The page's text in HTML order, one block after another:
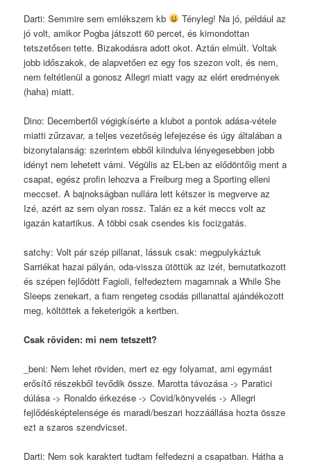
Darti: Semmire sem emlékszem kb
Tényleg! Na jó, például az
jó volt, amikor Pogba játszott 60 percet, és kimondottan
tetszetősen tette. Bizakodásra adott okot. Aztán elmúlt. Voltak
jobb időszakok, de alapvetően ez egy fos szezon volt, és nem,
nem feltétlenül a gonosz Allegri miatt vagy az elért eredmények
(haha) miatt.
Dino: Decembertől végigkísérte a klubot a pontok adása-vétele
miatti zűrzavar, a teljes vezetőség lefejezése és úgy általában a
bizonytalanság: szerintem ebből kiindulva lényegesebben jobb
idényt nem lehetett várni. Végülis az EL-ben az elődöntőig ment a
csapat, egész profin lehozva a Freiburg meg a Sporting elleni
meccset. A bajnokságban nullára lett kétszer is megverve az
Izé, azért az sem olyan rossz. Talán ez a két meccs volt az
igazán katartikus. A többi csak csendes kis focizgatás.
satchy: Volt pár szép pillanat, lássuk csak: megpulykáztuk
Sarriékat hazai pályán, oda-vissza ütöttük az izét, bemutatkozott
és szépen fejlődött Fagioli, felfedeztem magamnak a While She
Sleeps zenekart, a fiam rengeteg csodás pillanattal ajándékozott
meg, költöttek a feketerigók a kertben.
Csak röviden: mi nem tetszett?
_beni: Nem lehet röviden, mert ez egy folyamat, ami egymást
erősítő részekből tevődik össze. Marotta távozása -> Paratici
dúlása -> Ronaldo érkezése -> Covid/könyvelés -> Allegri
fejlődésképtelensége és maradi/beszari hozzáállása hozta össze
ezt a szaros szendvicset.
Darti: Nem sok karaktert tudtam felfedezni a csapatban. Hátha a